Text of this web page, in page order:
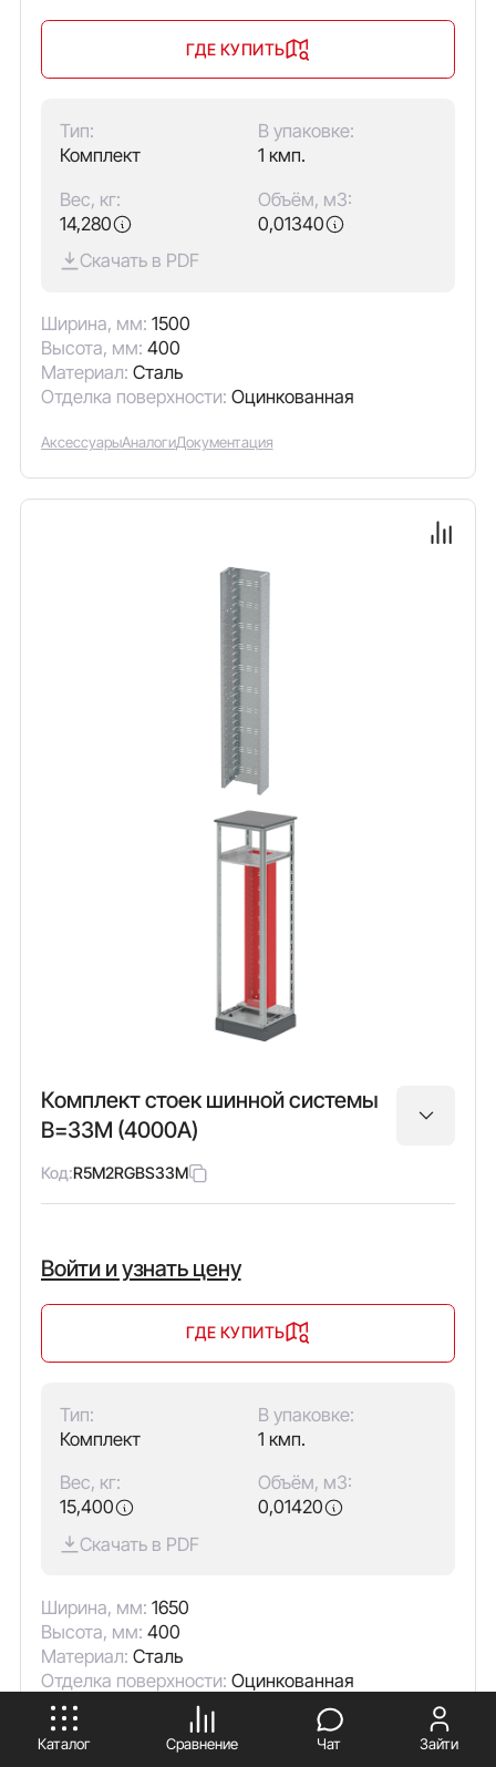
ГДЕ КУПИТЬ
Тип:
Комплект
В упаковке:
1 кмп.
Вес, кг:
14,280
Объём, м3:
0,01340
Скачать в PDF
Ширина, мм: 1500
Высота, мм: 400
Материал: Сталь
Отделка поверхности: Оцинкованная
АксессуарыАналогиДокументация
Комплект стоек шинной системы
В=33M (4000А)
Код:R5M2RGBS33M
Войти и узнать цену
ГДЕ КУПИТЬ
Тип:
Комплект
В упаковке:
1 кмп.
Вес, кг:
15,400
Объём, м3:
0,01420
Скачать в PDF
Ширина, мм: 1650
Высота, мм: 400
Материал: Сталь
Отделка поверхности: Оцинкованная
Аксессуары
Документация
Каталог
Сравнение Чат Зайти
ПРИНИМАЮ